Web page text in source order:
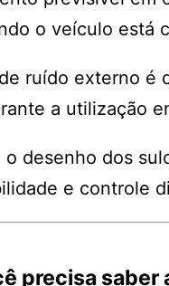
o veículo está
ruído externo é
a utilização
o desenho dos
e controle
precisa saber